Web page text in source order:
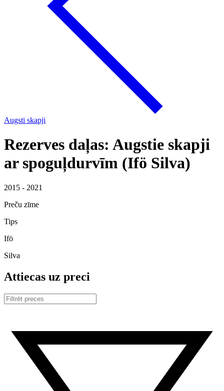
Augsti skapji
Rezerves daļas: Augstie skapji
ar spoguļdurvīm (Ifö Silva)
2015 - 2021
Preču zīme
Tips
Ifö
Silva
Attiecas uz preci